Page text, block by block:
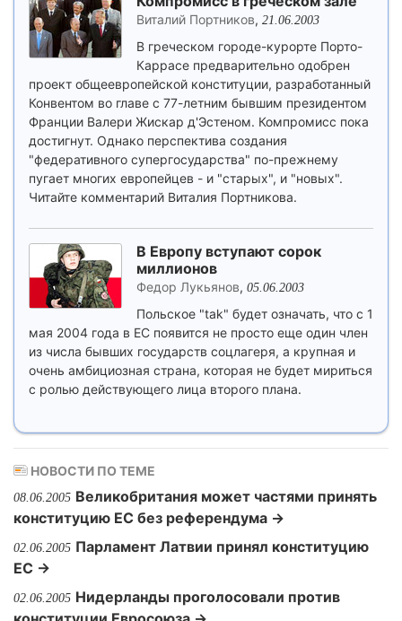
Виталий Портников, 21.06.2003
В греческом городе-курорте Порто-
Каррасе предварительно одобрен
проект общеевропейской конституции, разработанный
Конвентом во главе с 77-летним бывшим президентом
Франции Валери Жискар д'Эстеном. Компромисс пока
достигнут. Однако перспектива создания
"федеративного супергосударства" по-прежнему
пугает многих европейцев - и "старых", и "новых".
Читайте комментарий Виталия Портникова.
В Европу вступают сорок
миллионов
Федор Лукьянов, 05.06.2003
Польское "tak" будет означать, что с 1
мая 2004 года в ЕС появится не просто еще один член
из числа бывших государств соцлагеря, а крупная и
очень амбициозная страна, которая не будет мириться
с ролью действующего лица второго плана.
НОВОСТИ ПО ТЕМЕ
08.06.2005 Великобритания может частями принять
конституцию ЕС без референдума →
02.06.2005 Парламент Латвии принял конституцию
ЕС →
02.06.2005 Нидерланды проголосовали против